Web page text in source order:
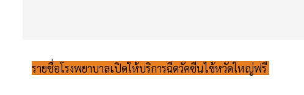
รายชื่อโรงพยาบาลเปิดให้บริการฉีดวัคซีนไข้หวัดใหญ่ฟรี